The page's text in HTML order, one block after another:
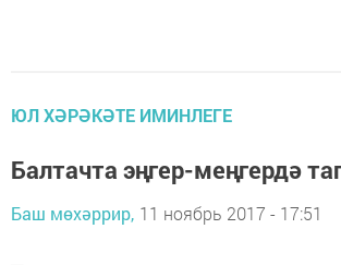
ЮЛ ХӘРӘКӘТЕ ИМИНЛЕГЕ
Балтачта эңгер-меңгердә
Баш мөхәррир, 11 ноябрь 2017 - 17:51